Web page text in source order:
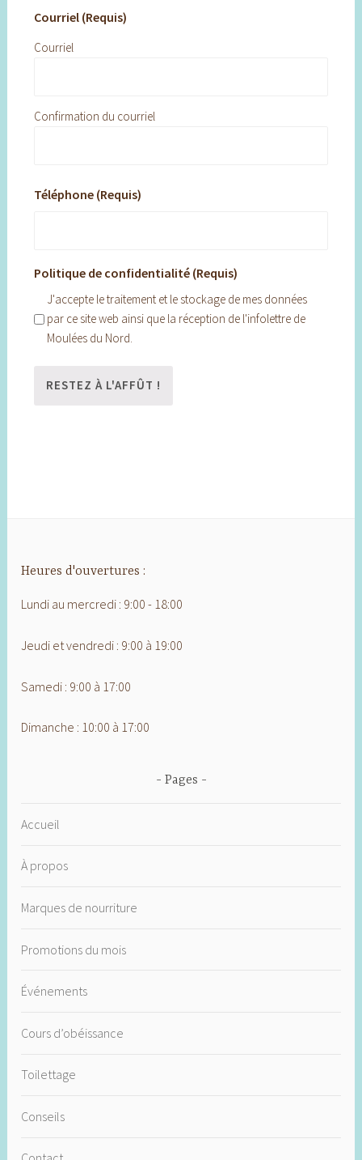
Courriel (Requis)
Courriel
Confirmation du courriel
Téléphone (Requis)
Politique de confidentialité (Requis)
J'accepte le traitement et le stockage de mes données
par ce site web ainsi que la réception de l'infolettre de
Moulées du Nord.
Heures d'ouvertures :
Lundi au mercredi : 9:00 - 18:00
Jeudi et vendredi : 9:00 à 19:00
Samedi : 9:00 à 17:00
Dimanche : 10:00 à 17:00
Pages
Accueil
À propos
Marques de nourriture
Promotions du mois
Événements
Cours d’obéissance
Toilettage
Conseils